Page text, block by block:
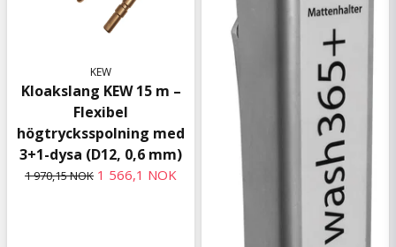
KEW
Kloakslang KEW 15 m –
Flexibel
högtrycksspolning med
3+1-dysa (D12, 0,6 mm)
1 970,15 NOK 1 566,1 NOK